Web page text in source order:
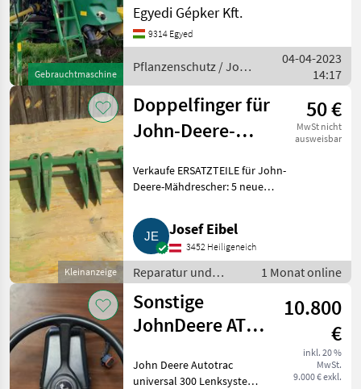
Gebrauchtmaschine
Stangenverstellung,
Monitorsteuerung, in
gutem Zustand zu
verkaufen Pflanzenschutz
Egyedi Gépker Kft.
9314 Egyed
Pflanzenschutz / John
Deere
04-04-2023
14:17
Kleinanzeige
Doppelfinger für
John-Deere-
50 €
MwSt nicht
ausweisbar
Verkaufe ERSATZTEILE für John-
Deere-Mähdrescher: 5 neue
Ersatzteil-Nummer Z11228.
Gesamtpreis € 50. Zusendung
möglich, zuzüglich Versand
Josef Eibel
3452 Heiligeneich
Reparatur und
Ersatzteile /
Sonstige Reparatur
und Ersatzteile
1 Monat online
Sonstige
JohnDeere ATU
6000
10.800
€
inkl. 20 %
MwSt.
9.000 € exkl.
John Deere Autotrac
universal 300 Lenksystem,